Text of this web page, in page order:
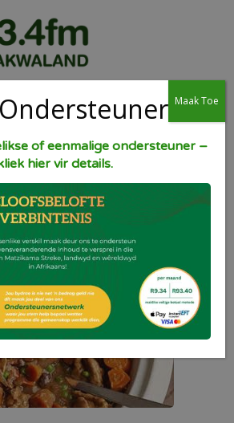
of eenmalige ondersteuner –
hier vir details.
Maak Toe